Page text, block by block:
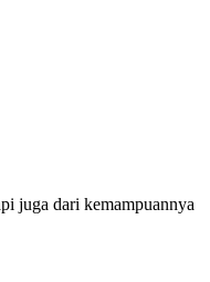
juga dari kemampuannya